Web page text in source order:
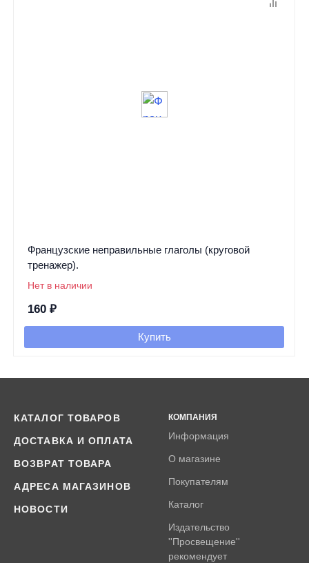
Французские неправильные глаголы (круговой
тренажер).
Нет в наличии
160 ₽
Купить
КАТАЛОГ ТОВАРОВ
ДОСТАВКА И ОПЛАТА
ВОЗВРАТ ТОВАРА
АДРЕСА МАГАЗИНОВ
НОВОСТИ
КОМПАНИЯ
Информация
О магазине
Покупателям
Каталог
Издательство
''Просвещение''
рекомендует